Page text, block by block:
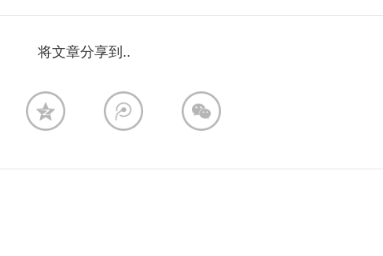
将文章分享到..